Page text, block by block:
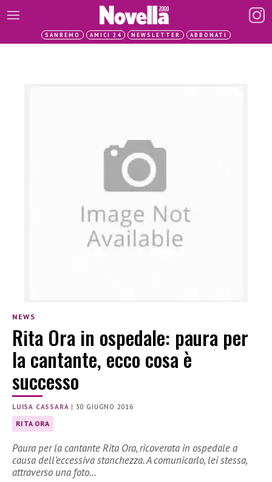
SANREMO AMICI 24 NEWSLETTER ABBONATI
NEWS
Rita Ora in ospedale: paura per
la cantante, ecco cosa è
successo
LUISA CASSARÀ | 30 GIUGNO 2016
RITA ORA
Paura per la cantante Rita Ora, ricoverata in ospedale a
causa dell’eccessiva stanchezza. A comunicarlo, lei stessa,
attraverso una foto…